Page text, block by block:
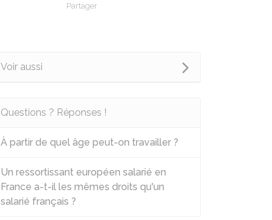
Partager
Voir aussi
Questions ? Réponses !
À partir de quel âge peut-on travailler ?
Un ressortissant européen salarié en
France a-t-il les mêmes droits qu'un
salarié français ?